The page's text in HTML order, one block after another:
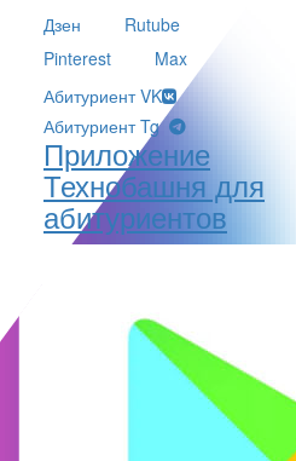
Дзен
Rutube
Pinterest
Max
Абитуриент VK
Абитуриент Tg
Приложение
Технобашня для
абитуриентов